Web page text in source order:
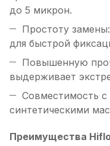
до 5 микрон.
Простоту
для быстрой
Повышенную
выдерживает
Совместимость
синтетическими
Преимущества